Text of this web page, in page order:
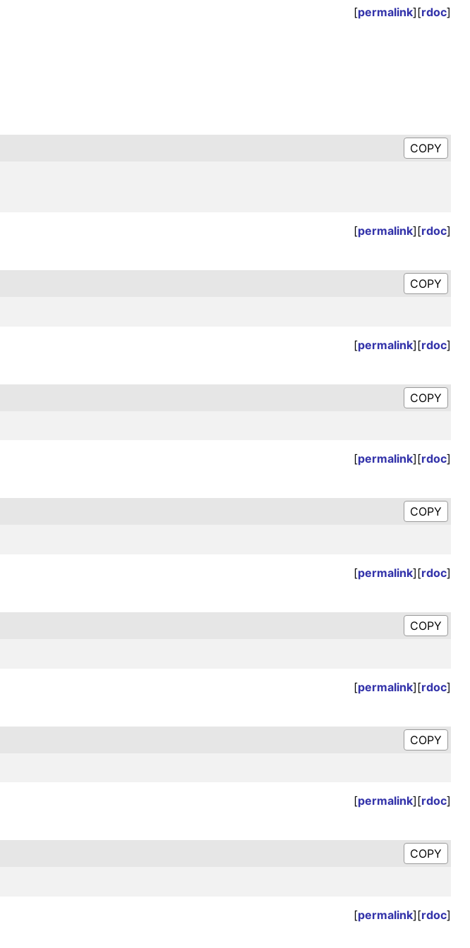
[permalink][rdoc]
[permalink][rdoc]
[permalink][rdoc]
[permalink][rdoc]
[permalink][rdoc]
[permalink][rdoc]
[permalink][rdoc]
[permalink][rdoc]